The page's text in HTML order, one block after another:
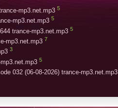
mp3.net.mp3 5
mp3.net.mp3 5
trance-mp3.net.mp3 5
mp3.net.mp3 7
3
5
032 (06-08-2026) trance-mp3.net.mp3